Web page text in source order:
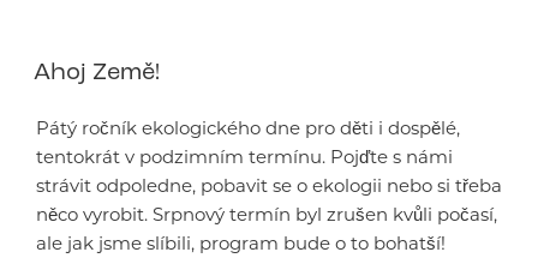
Ahoj Země!
Pátý ročník ekologického dne pro děti i dospělé,
tentokrát v podzimním termínu. Pojďte s námi
strávit odpoledne, pobavit se o ekologii nebo si třeba
něco vyrobit. Srpnový termín byl zrušen kvůli počasí,
ale jak jsme slíbili, program bude o to bohatší!